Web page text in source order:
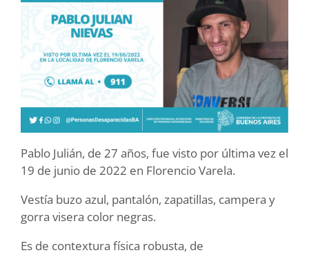
Pablo Julián, de 27 años, fue visto por última vez el
19 de junio de 2022 en Florencio Varela.
Vestía buzo azul, pantalón, zapatillas, campera y
gorra visera color negras.
Es de contextura física robusta, de